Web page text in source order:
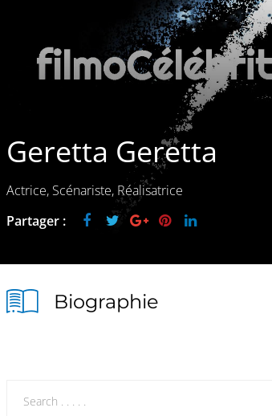
Geretta Geretta
Actrice, Scénariste, Réalisatrice
Partager :
Biographie